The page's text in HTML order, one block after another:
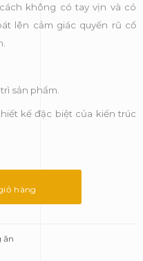
không có tay vịn và có
lên cảm giác quyến rũ cổ
sản phẩm.
kế đặc biệt của kiến trúc
hàng
ăn